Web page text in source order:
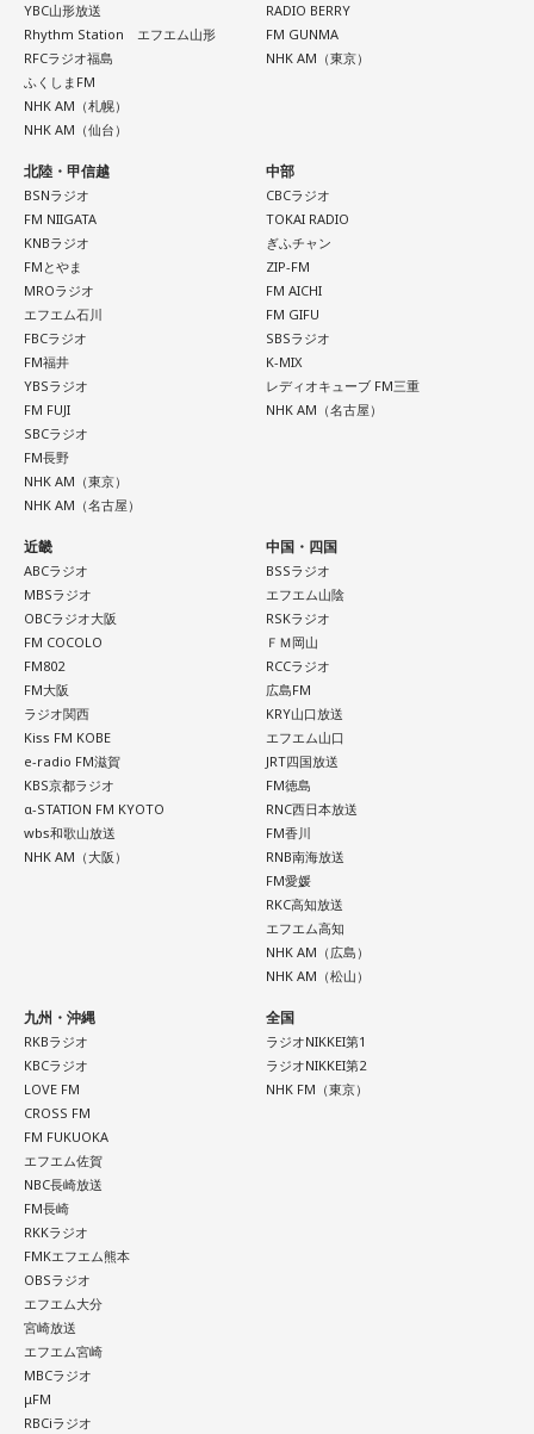
2．身分証……本性は「したたかな悪魔」
身分証は「あなた自身の存在」を暗示しています。あなたは
窮地に立たされると、何よりまず自分を守り抜く、利己的な
タイプ。生き残るための冷徹な判断力は、時に人を出し抜く
ほどです。ただ、その強さはあなたや大切なものを守るため
の武器にもなるでしょう。
3．乾電池……本性は「気まぐれな人間」
乾電池は「内に秘めたエネルギー」を暗示しています。あな
たは追い詰められると、理屈より先に、その時の衝動でとっ
さに動く本能タイプ。ある意味では、いちばん人間らしいか
もしれません。勢いが吉と出ることも多いですが、一呼吸置
いて考える癖もつけてみて。
4．懐中電灯……本性は「冷静な神様!?」
懐中電灯は「今後の見通し」を暗示しています。あなたは極
限の場面でもパニックにならず、状況を一歩引いて見極める
冷静沈着なタイプ。感情に飲まれず、俯瞰して考えられるタ
イプです。ただ、いつも冷静すぎると近寄りがたく見られる
こともあるので、時には素直になってみましょう。
＊
天使も悪魔も、どちらもあなたの一部。自分の中の両方を知
っておくことが、いざという時の本当の強さになるのかもし
れません。
■監修者プロフィール：蝶ちょ（ちょうちょ）
池袋占い館セレーネ所属。電話占いメルにも出演。第六感で
人の想いを捉える羅針盤ヒーラー。霊感タロット、四柱推
命、宿曜占星術でオーダーメイドの鑑定を手掛ける。転職、
結婚、離別など多くの経験から、今どう動くべきか悩む人に
https://selene-uranai.com/
https://www.youtube.com/@ataru-uranai
YBC山形放送
Rhythm Station エフエム山形
RFCラジオ福島
ふくしまFM
NHK AM（札幌）
NHK AM（仙台）
RADIO BERRY
FM GUNMA
NHK AM（東京）
北陸・甲信越
BSNラジオ
FM NIIGATA
KNBラジオ
FMとやま
MROラジオ
エフエム石川
FBCラジオ
FM福井
YBSラジオ
FM FUJI
SBCラジオ
FM長野
NHK AM（東京）
NHK AM（名古屋）
中部
CBCラジオ
TOKAI RADIO
ぎふチャン
ZIP-FM
FM AICHI
FM GIFU
SBSラジオ
K-MIX
レディオキューブ FM三重
NHK AM（名古屋）
近畿
ABCラジオ
MBSラジオ
OBCラジオ大阪
FM COCOLO
FM802
FM大阪
ラジオ関西
Kiss FM KOBE
e-radio FM滋賀
KBS京都ラジオ
α-STATION FM KYOTO
wbs和歌山放送
NHK AM（大阪）
中国・四国
BSSラジオ
エフエム山陰
RSKラジオ
ＦＭ岡山
RCCラジオ
広島FM
KRY山口放送
エフエム山口
JRT四国放送
FM徳島
RNC西日本放送
FM香川
RNB南海放送
FM愛媛
RKC高知放送
エフエム高知
NHK AM（広島）
NHK AM（松山）
九州・沖縄
RKBラジオ
KBCラジオ
LOVE FM
CROSS FM
FM FUKUOKA
エフエム佐賀
NBC長崎放送
FM長崎
RKKラジオ
FMKエフエム熊本
OBSラジオ
エフエム大分
宮崎放送
エフエム宮崎
MBCラジオ
μFM
RBCiラジオ
全国
ラジオNIKKEI第1
ラジオNIKKEI第2
NHK FM（東京）